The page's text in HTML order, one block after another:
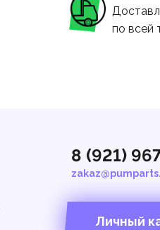
по всей
8 (921)
Личный